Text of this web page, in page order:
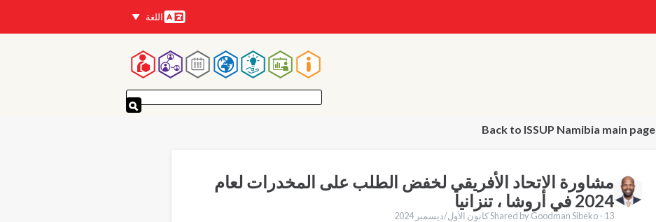
اللغات
اللغة
القائمة
الرئيسية
Back to ISSUP Namibia main page
مشاورة الاتحاد الأفريقي لخفض الطلب على المخدرات لعام
2024 في أروشا ، تنزانيا
Shared by Goodman Sibeko - 13 كانون الأول/ديسمبر 2024